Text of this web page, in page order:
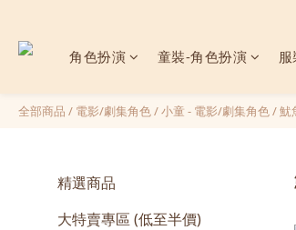
角色扮演 童裝-角色扮演
全部商品 / 電影/劇集角色/小童 - 電影/劇集角色/魷
精選商品
大特賣專區 (低至半價)